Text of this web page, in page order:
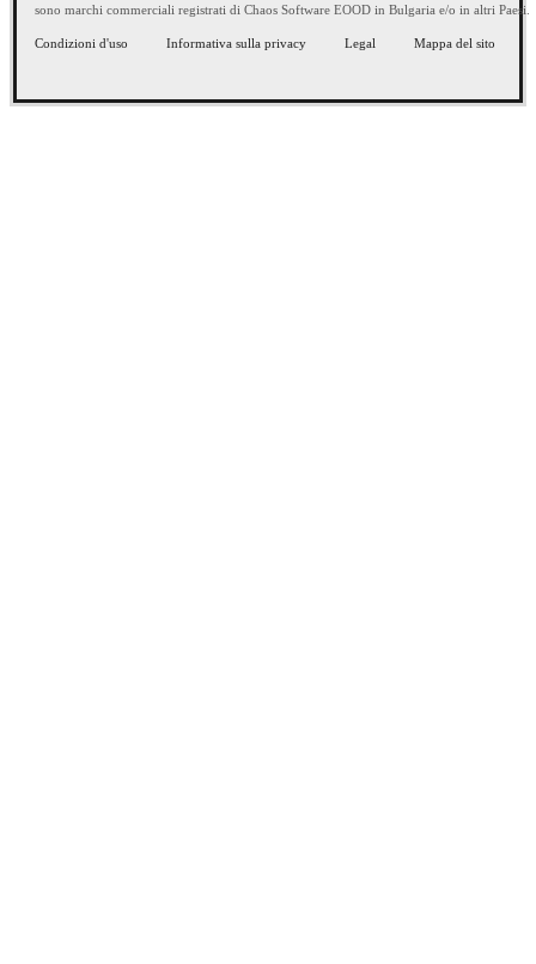
sono marchi commerciali registrati di Chaos Software EOOD in Bulgaria e/o in altri Paesi.
Condizioni d'uso Informativa sulla privacy Legal Mappa del sito